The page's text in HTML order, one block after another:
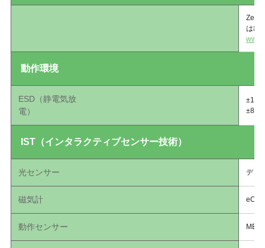
は出
動作環境
ESD（静電気放
電）
±8kV
IST（インタラクティブセンサー技術）
光センサー ディ
磁気計
動作センサー